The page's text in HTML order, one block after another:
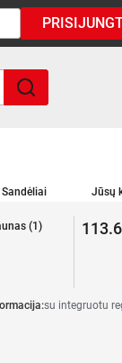
Sandėliai Jūsų
(1)
su integruotu